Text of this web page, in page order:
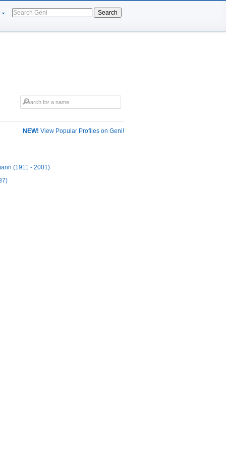
Search
NEW! View Popular Profiles on Geni!
(1911 - 2001)